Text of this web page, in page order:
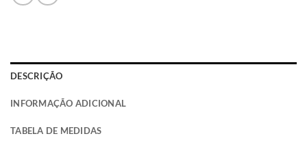
DESCRIÇÃO
INFORMAÇÃO ADICIONAL
TABELA DE MEDIDAS